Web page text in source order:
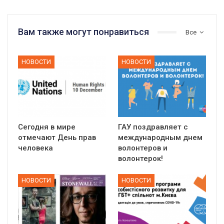
Все
Вам также могут понравиться
НОВОСТИ
Сегодня в мире
отмечают День прав
человека
НОВОСТИ
ГАУ поздравляет с
международным днем
волонтеров и
волонтерок!
НОВОСТИ НОВОСТИ